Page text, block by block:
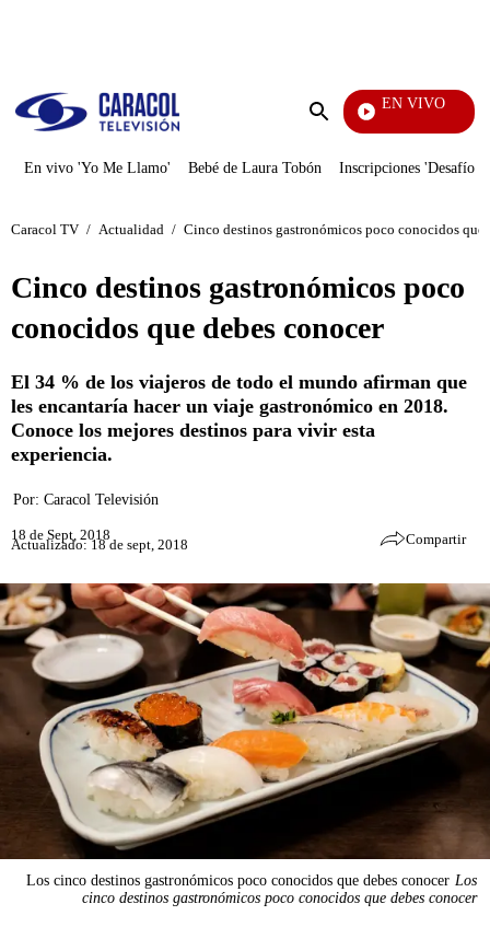
Enviar
EN VIVO
En vivo 'Yo Me Llamo' Bebé de Laura Tobón Inscripciones 'Desafío'
Caracol TV / Actualidad / Cinco destinos gastronómicos poco conocidos que
Cinco destinos gastronómicos poco
conocidos que debes conocer
El 34 % de los viajeros de todo el mundo afirman que
les encantaría hacer un viaje gastronómico en 2018.
Conoce los mejores destinos para vivir esta
experiencia.
Por: Caracol Televisión
18 de Sept, 2018
Actualizado: 18 de sept, 2018 Compartir
Los cinco destinos gastronómicos poco conocidos que debes conocer Los
cinco destinos gastronómicos poco conocidos que debes conocer